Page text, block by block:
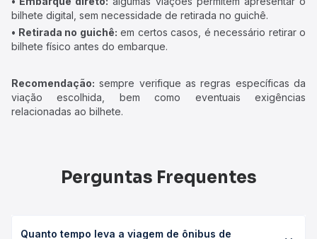
bilhete digital, sem necessidade de retirada no guichê.
• Retirada no guichê: em certos casos, é necessário retirar o
bilhete físico antes do embarque.
Recomendação: sempre verifique as regras específicas da
viação escolhida, bem como eventuais exigências
relacionadas ao bilhete.
Perguntas Frequentes
Quanto tempo leva a viagem de ônibus de